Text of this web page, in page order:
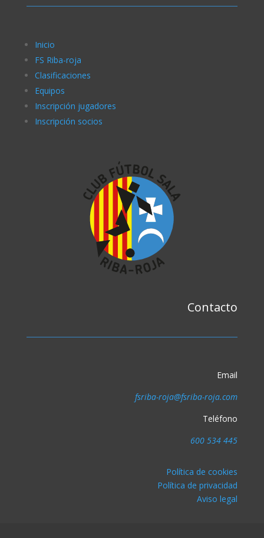
Inicio
FS Riba-roja
Clasificaciones
Equipos
Inscripción jugadores
Inscripción socios
Contacto
Email
fsriba-roja@fsriba-roja.com
Teléfono
600 534 445
Política de cookies
Política de privacidad
Aviso legal